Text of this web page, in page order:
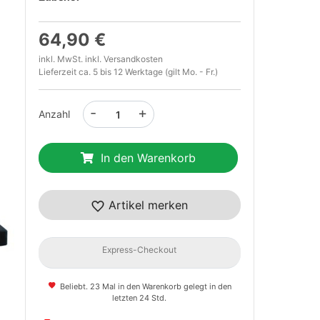
64,90 €
inkl. MwSt. inkl. Versandkosten
Lieferzeit ca. 5 bis 12 Werktage (gilt Mo. - Fr.)
Anzahl +
-
In den Warenkorb
Artikel merken
Express-Checkout
Beliebt. 23 Mal in den Warenkorb gelegt in den
letzten 24 Std.